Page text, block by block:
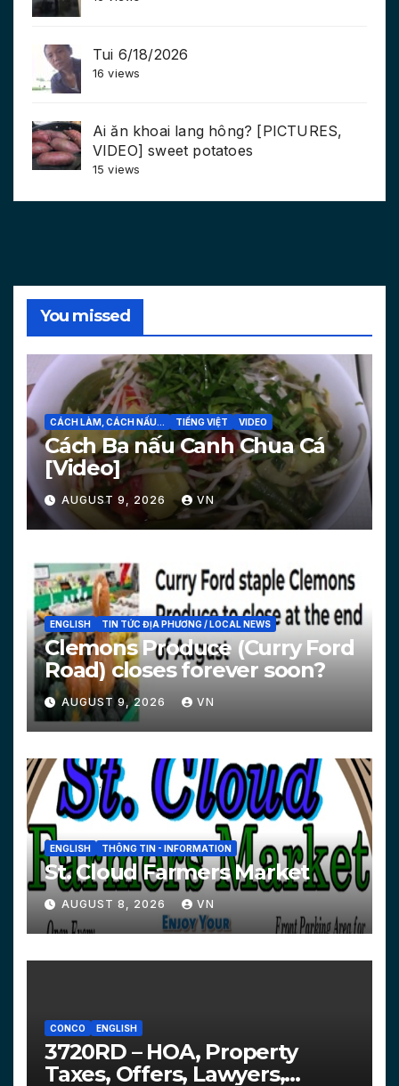
Tui 6/18/2026
16 views
Ai ăn khoai lang hông? [PICTURES,
VIDEO] sweet potatoes
15 views
You missed
CÁCH LÀM, CÁCH NẤU... TIẾNG VIỆT VIDEO
Cách Ba nấu Canh Chua Cá
[Video]
AUGUST 9, 2026 VN
ENGLISH TIN TỨC ĐỊA PHƯƠNG / LOCAL NEWS
Clemons Produce (Curry Ford
Road) closes forever soon?
AUGUST 9, 2026 VN
ENGLISH THÔNG TIN - INFORMATION
St. Cloud Farmers Market
AUGUST 8, 2026 VN
CONCO ENGLISH
3720RD – HOA, Property
Taxes, Offers, Lawyers,